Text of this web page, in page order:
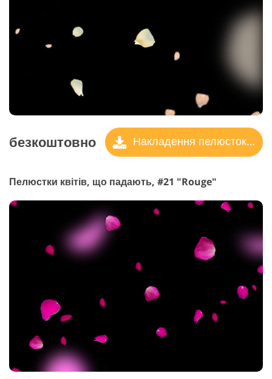
безкоштовно Накладення пелюсток троянд
Пелюстки квітів, що падають, #21 "Rouge"